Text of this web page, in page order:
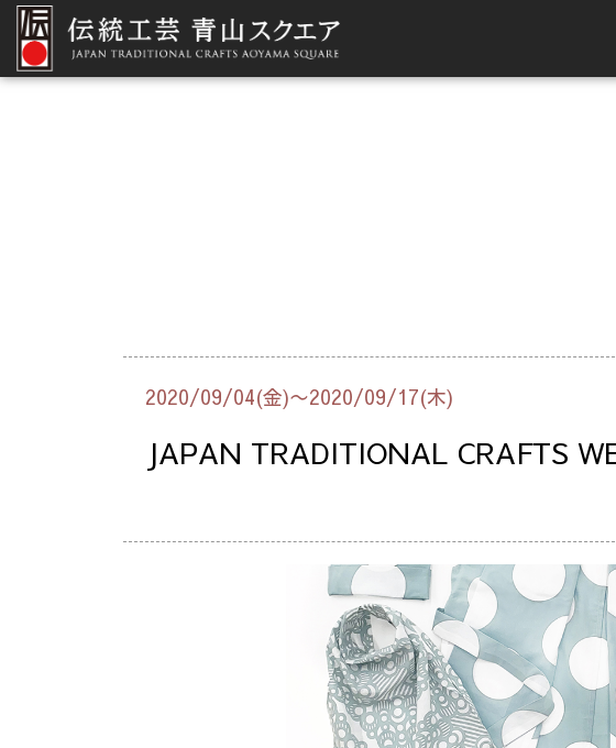
2020/09/04(金)〜2020/09/17(木)
JAPAN TRADITIONAL CRAFTS